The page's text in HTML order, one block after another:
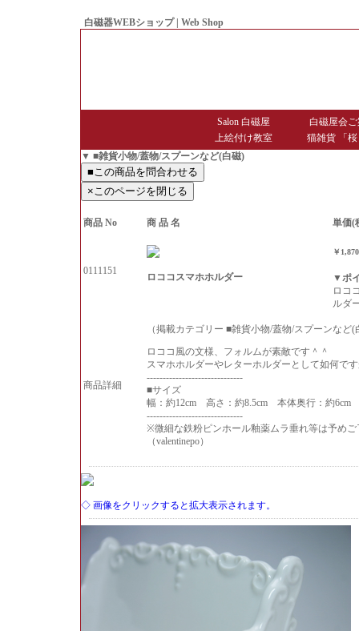
白磁器WEBショップ | Web Shop
Salon 白磁屋
白磁屋会
上絵付け教室
猫雑貨 「
▼ ■雑貨小物/蓋物/スプーンなど(白磁)
商品 No 商 品 名 単価(
0111151
ロココスマホホルダー
￥
▼ポ
ロコ
ルダ
商品詳細
（掲載カテゴリー ■雑貨小物/蓋物/スプーンなど(
ロココ風の文様、フォルムが素敵です＾＾
スマホホルダーやレターホルダーとして如何で
------------------------------
■サイズ
幅：約12cm 高さ：約8.5cm 本体奥行：約6cm
------------------------------
※微細な鉄粉ピンホール釉薬ムラ垂れ等は予めご
（valentinepo）
◇ 画像をクリックすると拡大表示されます。